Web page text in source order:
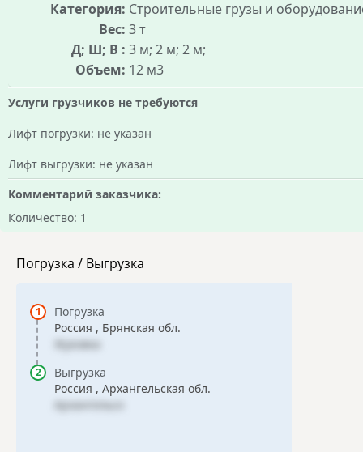
Категория: Строительные грузы и
Вес: 3 т
Д; Ш; В : 3 м; 2 м; 2 м;
Объем: 12 м3
Услуги грузчиков не требуются
Лифт погрузки: не указан
Лифт выгрузки: не указан
Комментарий заказчика:
Количество: 1
Погрузка / Выгрузка
Погрузка
Россия , Брянская обл.
Жуковка
Выгрузка
Россия , Архангельская обл.
Архангельск